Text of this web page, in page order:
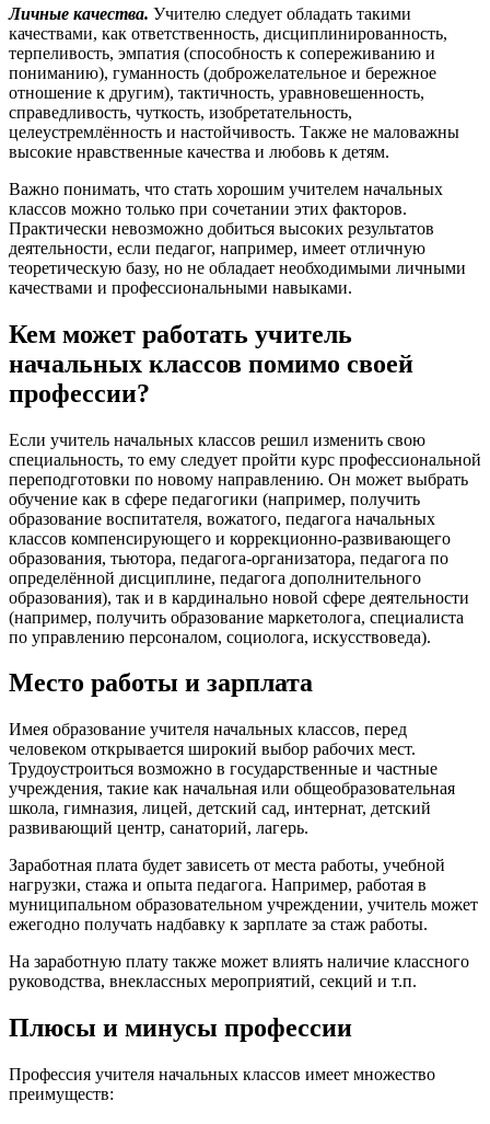
Личные качества. Учителю следует обладать такими
качествами, как ответственность, дисциплинированность,
терпеливость, эмпатия (способность к сопереживанию и
пониманию), гуманность (доброжелательное и бережное
отношение к другим), тактичность, уравновешенность,
справедливость, чуткость, изобретательность,
целеустремлённость и настойчивость. Также не маловажны
высокие нравственные качества и любовь к детям.
Важно понимать, что стать хорошим учителем начальных
классов можно только при сочетании этих факторов.
Практически невозможно добиться высоких результатов
деятельности, если педагог, например, имеет отличную
теоретическую базу, но не обладает необходимыми личными
качествами и профессиональными навыками.
Кем может работать учитель
начальных классов помимо своей
профессии?
Если учитель начальных классов решил изменить свою
специальность, то ему следует пройти курс профессиональной
переподготовки по новому направлению. Он может выбрать
обучение как в сфере педагогики (например, получить
образование воспитателя, вожатого, педагога начальных
классов компенсирующего и коррекционно-развивающего
образования, тьютора, педагога-организатора, педагога по
определённой дисциплине, педагога дополнительного
образования), так и в кардинально новой сфере деятельности
(например, получить образование маркетолога, специалиста
по управлению персоналом, социолога, искусствоведа).
Место работы и зарплата
Имея образование учителя начальных классов, перед
человеком открывается широкий выбор рабочих мест.
Трудоустроиться возможно в государственные и частные
учреждения, такие как начальная или общеобразовательная
школа, гимназия, лицей, детский сад, интернат, детский
развивающий центр, санаторий, лагерь.
Заработная плата будет зависеть от места работы, учебной
нагрузки, стажа и опыта педагога. Например, работая в
муниципальном образовательном учреждении, учитель может
ежегодно получать надбавку к зарплате за стаж работы.
На заработную плату также может влиять наличие классного
руководства, внеклассных мероприятий, секций и т.п.
Плюсы и минусы профессии
Профессия учителя начальных классов имеет множество
преимуществ: